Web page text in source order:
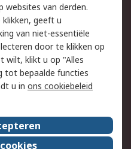
Email veiligheid
Websitevoorwaarden
Over ons
websites van derden.
geeft u
van niet-essentiële
door te klikken op
wilt, klikt u op "Alles
tot bepaalde functies
u in ons cookiebeleid